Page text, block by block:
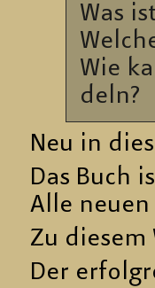
Was
Wie
deln?
Neu in
Das Buch
Alle
Zu die­sem
Der